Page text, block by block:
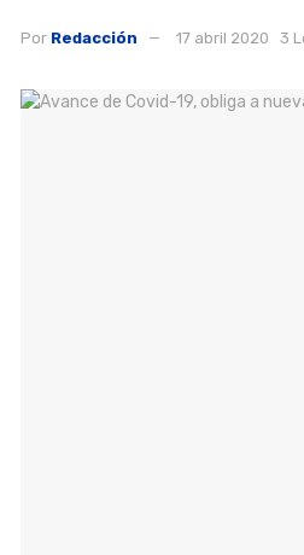
Por Redacción 17 abril 2020 3